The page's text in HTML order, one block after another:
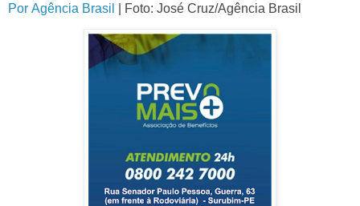
Por Agência Brasil Foto: José Cruz/Agência Brasil